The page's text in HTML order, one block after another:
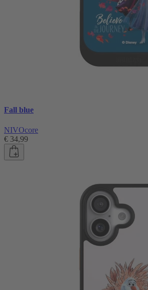
Fall blue
NIVOcore
€ 34,99